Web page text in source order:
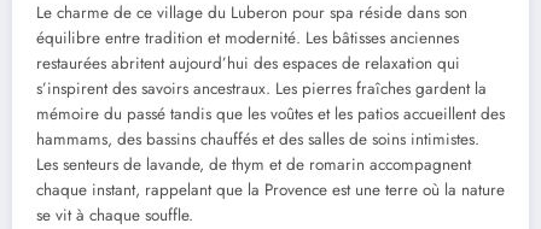
Le charme de ce village du Luberon pour spa réside dans son
équilibre entre tradition et modernité. Les bâtisses anciennes
restaurées abritent aujourd’hui des espaces de relaxation qui
s’inspirent des savoirs ancestraux. Les pierres fraîches gardent la
mémoire du passé tandis que les voûtes et les patios accueillent des
hammams, des bassins chauffés et des salles de soins intimistes.
Les senteurs de lavande, de thym et de romarin accompagnent
chaque instant, rappelant que la Provence est une terre où la nature
se vit à chaque souffle.